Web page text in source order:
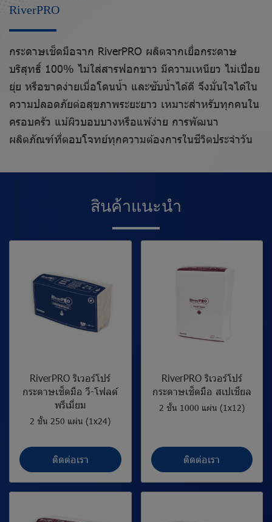
RiverPRO
กระดาษเช็ดมือจาก RiverPRO ผลิตจากเยื่อกระดาษ
บริสุทธิ์ 100% ไม่ใส่สารฟอกขาว มีความเหนียว ไม่เปื่อย
ยุ่ย หรือขาดง่ายเมื่อโดนน้ำ และซับน้ำได้ดี จึงมั่นใจได้ใน
ความปลอดภัยต่อสุขภาพระยะยาว เหมาะสำหรับทุกคนใน
ครอบครัว แม้ผิวบอบบางหรือแพ้ง่าย การพัฒนา
ผลิตภัณฑ์ที่ตอบโจทย์ทุกความต้องการในชีวิตประจำวัน
สินค้าแนะนำ
RiverPRO ริเวอร์โปร์
กระดาษเช็ดมือ วี-โฟลด์
พรีเมี่ยม
2 ชั้น 250 แผ่น (1x24)
ติดต่อเรา
RiverPRO ริเวอร์โปร์
กระดาษเช็ดมือ สเปเชียล
2 ชั้น 1000 แผ่น (1x12)
ติดต่อเรา